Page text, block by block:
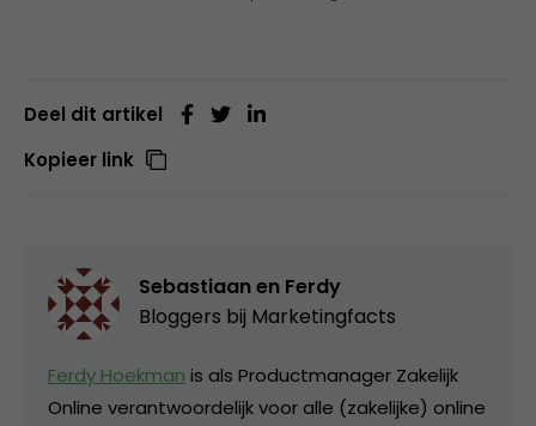
Deel dit artikel
Kopieer link
Sebastiaan en Ferdy
Bloggers bij Marketingfacts
Ferdy Hoekman is als Productmanager Zakelijk
Online verantwoordelijk voor alle (zakelijke) online